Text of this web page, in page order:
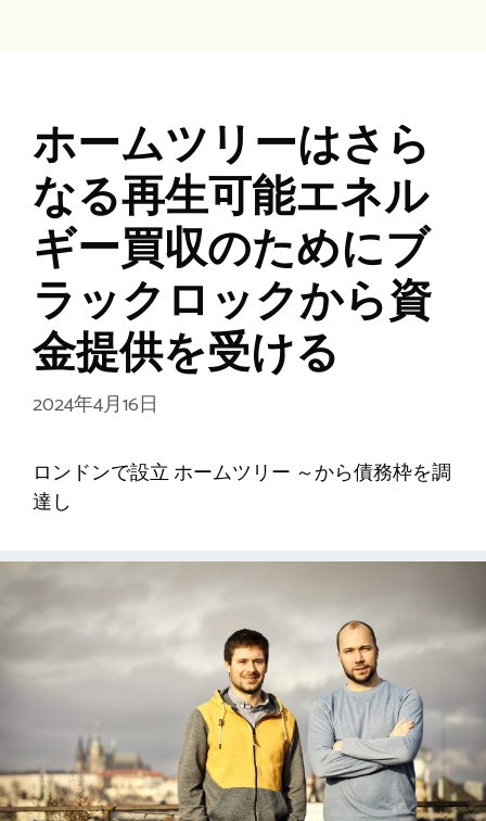
ホームツリーはさら
なる再生可能エネル
ギー買収のためにブ
ラックロックから資
金提供を受ける
2024年4月16日
ロンドンで設立 ホームツリー ～から債務枠を調
達し